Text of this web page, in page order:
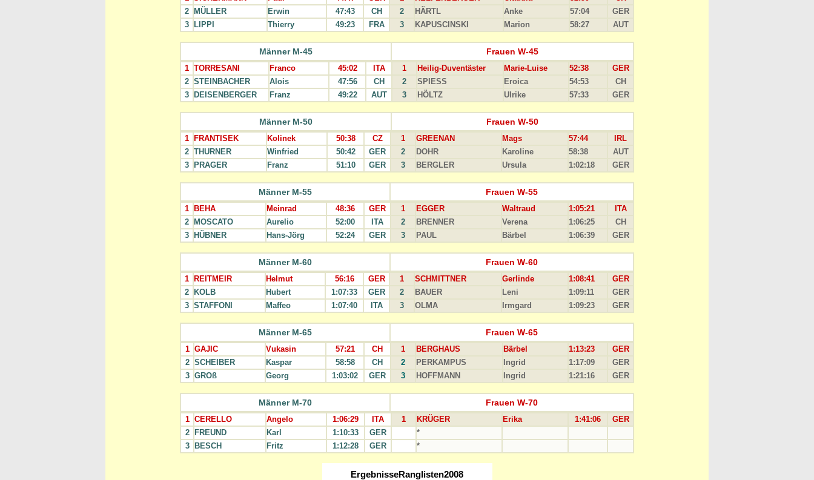
2
MÜLLER Erwin 47:43 CH 2 HÄRTL Anke 57:04
GER
3
LIPPI Thierry 49:23 FRA 3 KAPUSCINSKI Marion 58:27 AUT
Männer M-45 Frauen W-45
1 TORRESANI Franco 45:02 ITA 1 Heilig-Duventäster Marie-Luise 52:38
GER
2 STEINBACHER Alois 47:56 CH 2 SPIESS Eroica 54:53
CH
3
DEISENBERGER Franz 49:22 AUT 3 HÖLTZ Ulrike 57:33 GER
Männer M-50 Frauen W-50
1 FRANTISEK Kolinek 50:38 CZ 1 GREENAN Mags 57:44
IRL
2 THURNER Winfried 50:42 GER 2 DOHR Karoline 58:38
AUT
3
PRAGER Franz 51:10 GER 3 BERGLER Ursula 1:02:18 GER
Männer M-55 Frauen W-55
1 BEHA Meinrad 48:36 GER 1 EGGER Waltraud 1:05:21
ITA
2
MOSCATO Aurelio 52:00 ITA 2 BRENNER Verena 1:06:25
CH
3
HÜBNER Hans-Jörg 52:24 GER 3 PAUL Bärbel 1:06:39 GER
Männer M-60 Frauen W-60
1 REITMEIR Helmut 56:16 GER 1 SCHMITTNER Gerlinde 1:08:41
GER
2
KOLB Hubert 1:07:33 GER 2 BAUER Leni 1:09:11
GER
3 STAFFONI Maffeo 1:07:40 ITA 3 OLMA Irmgard 1:09:23 GER
Männer M-65 Frauen W-65
1 GAJIC Vukasin 57:21 CH 1 BERGHAUS Bärbel 1:13:23
GER
2 SCHEIBER Kaspar 58:58 CH 2 PERKAMPUS Ingrid 1:17:09
GER
3 GROß Georg 1:03:02 GER 3 HOFFMANN Ingrid 1:21:16 GER
Männer M-70 Frauen W-70
1 CERELLO Angelo 1:06:29 ITA 1 KRÜGER Erika 1:41:06
GER
2
FREUND Karl 1:10:33 GER
*
3
BESCH Fritz 1:12:28 GER *
ErgebnisseRanglisten2008